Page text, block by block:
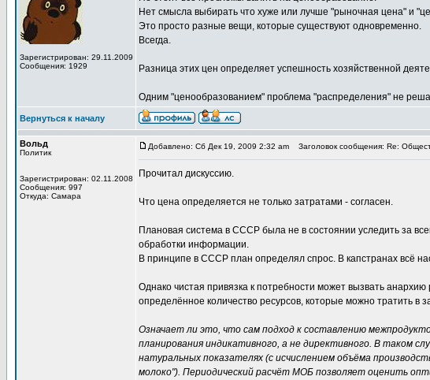
Зарегистрирован: 29.11.2009
Сообщения: 1929
Нет смысла выбирать что хуже или лучше "рыночная цена" и
Это просто разные вещи, которые существуют одновременно.
Всегда.
Разница этих цен определяет успешность хозяйственной
Одним "ценообразованием" проблема "распределения" не
Вернуться к началу
Вольд
Политик
Зарегистрирован: 02.11.2008
Сообщения: 997
Откуда: Самара
Добавлено: Сб Дек 19, 2009 2:32 am Заголовок сообщения: Re:
Прочитал дискуссию.
Что цена определяется не только затратами - согласен.
Плановая система в СССР была не в состоянии уследить за
обработки информации.
В принципе в СССР план определял спрос. В капстранах всё
Однако чистая привязка к потребности может вызвать
определённое количество ресурсов, которые можно тратить в
Означает ли это, что сам подход к составлению
планирования индикативного, а не директивного. В таком
натуральных показателях (с исчислением объёма
молоко"). Периодический расчёт МОБ позволяет оценить